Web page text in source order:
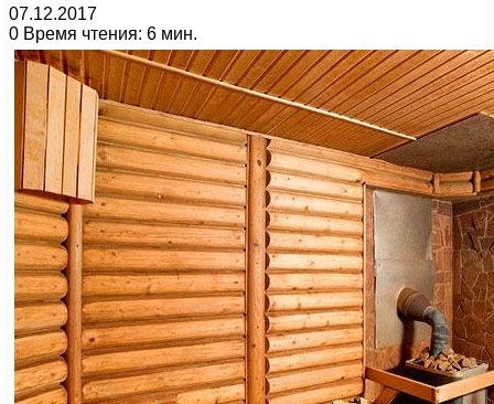
07.12.2017
0 Время чтения: 6 мин.